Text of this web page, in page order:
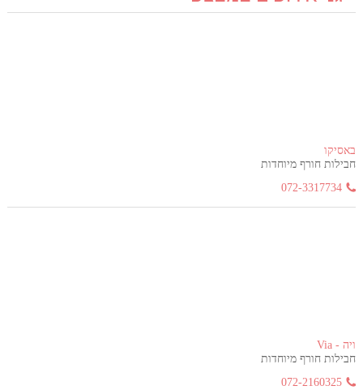
באסיקו
חבילות חורף מיוחדות
072-3317734
ויה - Via
חבילות חורף מיוחדות
072-2160325